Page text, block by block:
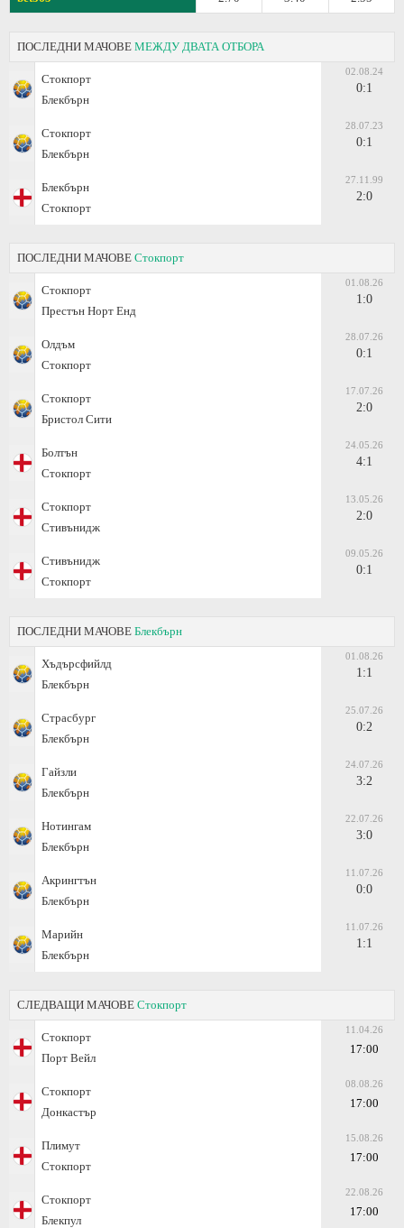
ПОСЛЕДНИ МАЧОВЕ МЕЖДУ ДВАТА ОТБОРА
Стокпорт
Блекбърн
02.08.24
0:1
Стокпорт
Блекбърн
28.07.23
0:1
Блекбърн
Стокпорт
27.11.99
2:0
ПОСЛЕДНИ МАЧОВЕ Стокпорт
Стокпорт
Престън Норт Енд
01.08.26
1:0
Олдъм
Стокпорт
28.07.26
0:1
Стокпорт
Бристол Сити
17.07.26
2:0
Болтън
Стокпорт
24.05.26
4:1
Стокпорт
Стивънидж
13.05.26
2:0
Стивънидж
Стокпорт
09.05.26
0:1
ПОСЛЕДНИ МАЧОВЕ Блекбърн
Хъдърсфийлд
Блекбърн
01.08.26
1:1
Страсбург
Блекбърн
25.07.26
0:2
Гайзли
Блекбърн
24.07.26
3:2
Нотингам
Блекбърн
22.07.26
3:0
Акрингтън
Блекбърн
11.07.26
0:0
Марийн
Блекбърн
11.07.26
1:1
СЛЕДВАЩИ МАЧОВЕ Стокпорт
Стокпорт
Порт Вейл
11.04.26
17:00
Стокпорт
Донкастър
08.08.26
17:00
Плимут
Стокпорт
15.08.26
17:00
Стокпорт
Блекпул
22.08.26
17:00